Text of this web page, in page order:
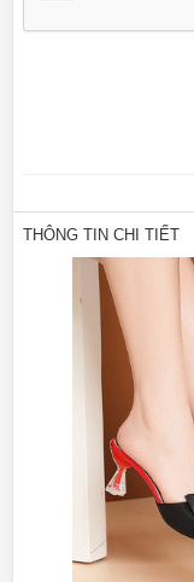
THÔNG TIN CHI TIẾT